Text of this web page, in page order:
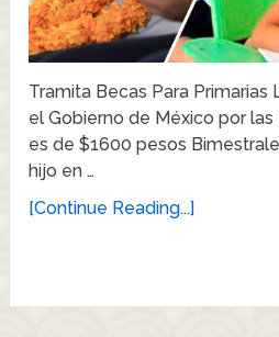
Tramita Becas Para
el Gobierno de México por las
es de $1600 pesos
hijo en …
[Continue Reading...]